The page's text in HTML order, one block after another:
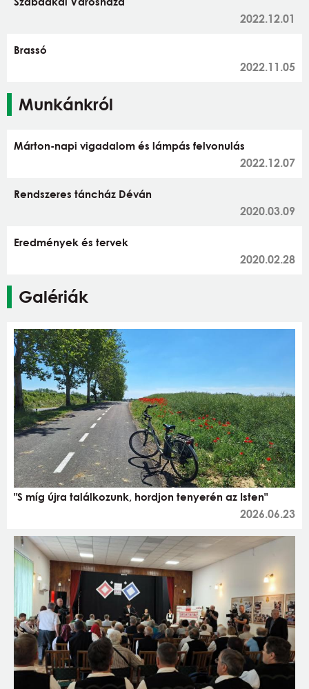
2022.12.01
Brassó
2022.11.05
Munkánkról
Márton-napi vigadalom és lámpás felvonulás
2022.12.07
Rendszeres táncház Déván
2020.03.09
Eredmények és tervek
2020.02.28
Galériák
"S míg újra találkozunk, hordjon tenyerén az Isten"
2026.06.23